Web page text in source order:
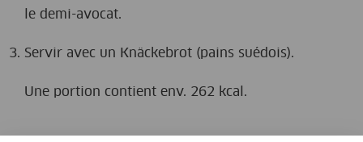
le demi-avocat.
Servir avec un Knäckebrot (pains suédois).
Une portion contient env. 262 kcal.